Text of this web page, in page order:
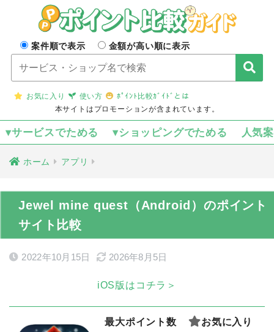
案件順で表示 金額が高い順に表示
お気に入り 使い方
ﾎﾟｲﾝﾄ比較ｶﾞｲﾄﾞとは
本サイトはプロモーションが含まれています。
▾サービスでためる ▾ショッピングでためる 人気
ホーム アプリ
Jewel mine quest（Android）のポイント
サイト比較
2022年10月15日 2026年8月5日
iOS版はコチラ＞
最大ポイント数 お気に入り